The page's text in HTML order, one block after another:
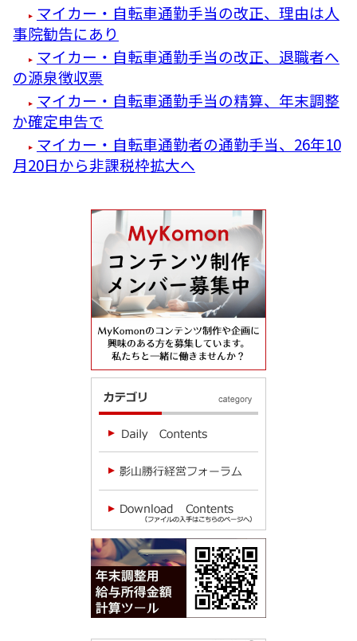
マイカー・自転車通勤手当の改正、理由は人
事院勧告にあり
マイカー・自転車通勤手当の改正、退職者へ
の源泉徴収票
マイカー・自転車通勤手当の精算、年末調整
か確定申告で
マイカー・自転車通勤者の通勤手当、26年10
月20日から非課税枠拡大へ